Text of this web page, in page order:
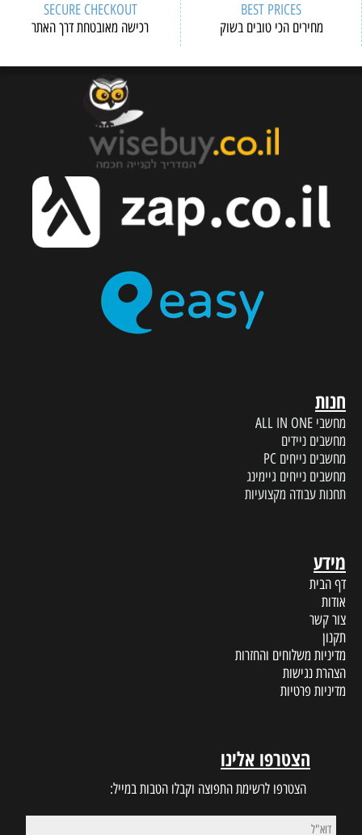
BEST PRICES
מחירים הכי טובים בשוק
SECURE CHECKOUT
רכישה מאובטחת דרך האתר
חנות
מחשבי ALL IN ONE
מחשבים ניידים
מחשבים נייחים PC
מחשבים נייחים גיימינג
תחנות עבודה מקצועיות
מידע
דף הבית
אודות
צור קשר
תקנון
מדיניות משלוחים והחזרות
הצהרת נגישות
מדיניות פרטיות
הצטרפו אלינו
הצטרפו לרשימת התפוצה וקבלו הטבות במייל: